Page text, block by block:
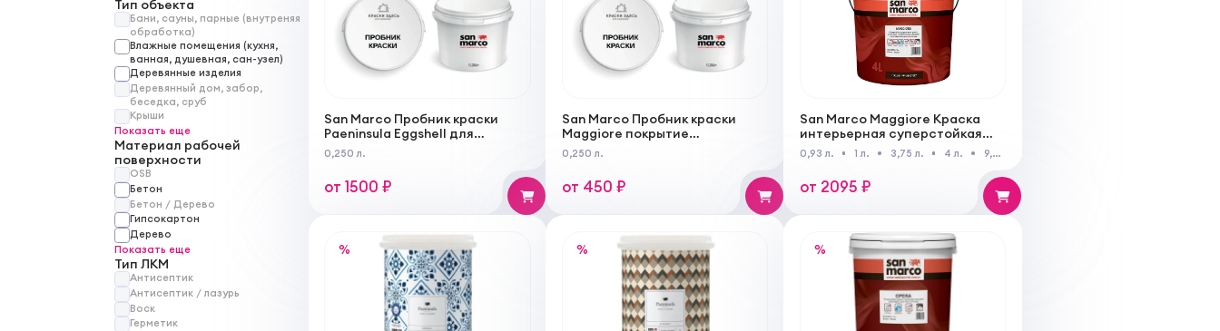
Тип объекта
Бани, сауны, парные (внутреняя
обработка)
Влажные помещения (кухня,
ванная, душевная, сан-узел)
Деревянные изделия
Деревянный дом, забор,
беседка, сруб
Крыши
Показать еще
Материал рабочей
поверхности
OSB
Бетон
Бетон / Дерево
Гипсокартон
Дерево
Показать еще
Тип ЛКМ
Антисептик
Антисептик / лазурь
Воск
Герметик
San Marco Пробник краски
Paeninsula Eggshell для
внутренних работ
0,250 л.
от 1500 ₽
San Marco Пробник краски
Maggiore покрытие
интерьерное суперстойкое
для создания идеальных
поверхностей
0,250 л.
от 450 ₽
San Marco Maggiore Краска
интерьерная суперстойкая
для создания идеальных
поверхностей для внутренних
работ
0,93 л. 1 л. 3,75 л. 4 л. 9,35 л.
от 2095 ₽
% % %